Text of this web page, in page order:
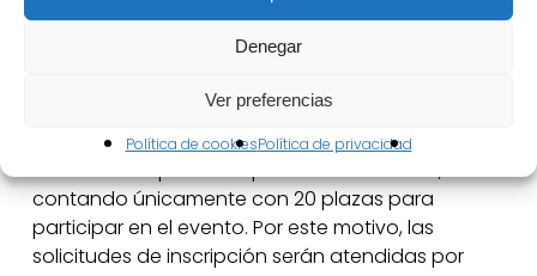
Denegar
Ver preferencias
Política de cookiesPolítica de privacidad
la Asociación de Sumilleres y Amigos del Vino de
Sobre la inscripción:
El número de plazas disponibles es limitado,
contando únicamente con 20 plazas para
participar en el evento. Por este motivo, las
solicitudes de inscripción serán atendidas por